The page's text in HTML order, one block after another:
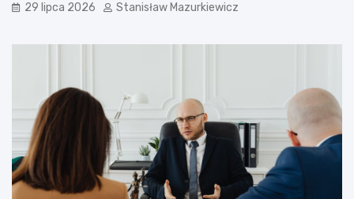
29 lipca 2026 Stanisław Mazurkiewicz